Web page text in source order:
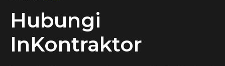
Hubungi
InKontraktor